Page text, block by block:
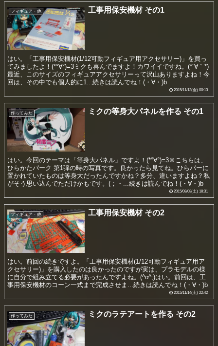
フィギュア・他 工事用保安機材 その1
はい。「工事用保安機材(1/12可動フィギュア用アクセサリー)」を買っ
てみましたよ！(*°∀°)=3ミクも喜んでますよ！カワイイですね。(*´∀｀*)
最近、このサイズのフィギュアアクセサリーって沢山ありますよね！今
回は、その中でも個人的に1...続きは読んでね！(・∀・)b
2015/11/13(金) 00:13
作ってみた ミクの等身大パネルを作る その1
はい。今回のテーマは「等身大パネル」ですよ！(*°∀°)=3※こちらは、
ひらかたパーク 第1弾の時の写真です。良かったら見てね。ひらパーに
置かれていたものは等身大だったんですかね？多分、違いますよね？私
がそう思い込んでただけかもです。(；・...続きは読んでね！(・∀・)b
2015/08/08(土) 18:31
フィギュア・他 工事用保安機材 その2
はい。前回の続きですよ。「工事用保安機材(1/12可動フィギュア用ア
クセサリー)」を購入したのは良かったのですが実は、プラモデルの様
に自分で組み立てる必要があったんですよね。(^o^;)はい。前回は、工
事用保安機材のコーン一式まで完成させま...続きは読んでね！(・∀・)b
2015/11/14(土) 22:42
作ってみた ミクのラテアートを作る その2